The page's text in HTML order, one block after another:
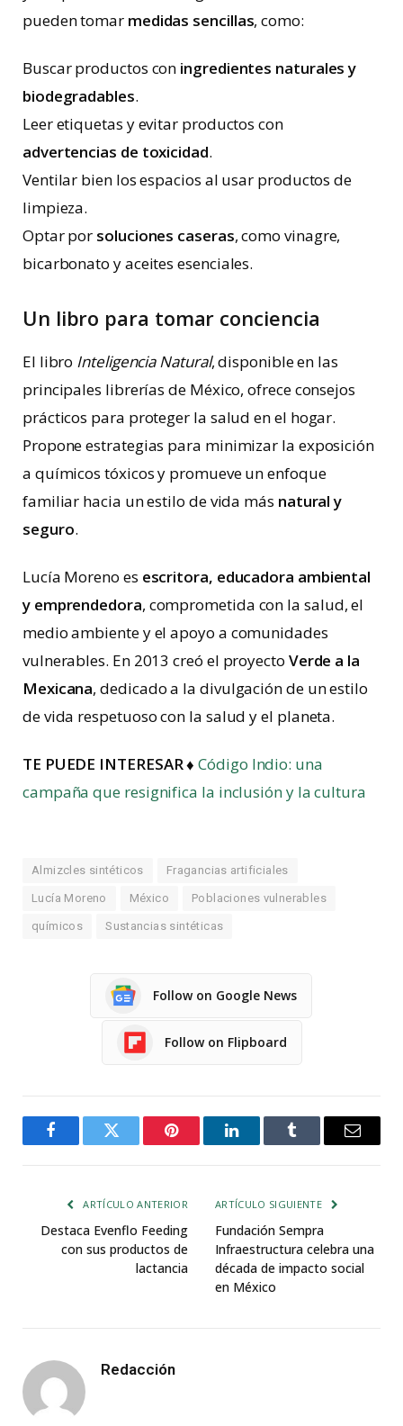
pueden tomar medidas sencillas, como:
Buscar productos con ingredientes naturales y
biodegradables.
Leer etiquetas y evitar productos con
advertencias de toxicidad.
Ventilar bien los espacios al usar productos de
limpieza.
Optar por soluciones caseras, como vinagre,
bicarbonato y aceites esenciales.
Un libro para tomar conciencia
El libro Inteligencia Natural, disponible en las
principales librerías de México, ofrece consejos
prácticos para proteger la salud en el hogar.
Propone estrategias para minimizar la exposición
a químicos tóxicos y promueve un enfoque
familiar hacia un estilo de vida más natural y
seguro.
Lucía Moreno es escritora, educadora ambiental
y emprendedora, comprometida con la salud, el
medio ambiente y el apoyo a comunidades
vulnerables. En 2013 creó el proyecto Verde a la
Mexicana, dedicado a la divulgación de un estilo
de vida respetuoso con la salud y el planeta.
TE PUEDE INTERESAR ♦Código Indio: una
campaña que resignifica la inclusión y la cultura
Almizcles sintéticos Fragancias artificiales
Lucía Moreno México Poblaciones vulnerables
químicos Sustancias sintéticas
Follow on Google News
Follow on Flipboard
FacebookTwitter Pinterest LinkedInTumblr Email
ARTÍCULO ANTERIOR
Destaca Evenflo Feeding
con sus productos de
lactancia
ARTÍCULO SIGUIENTE
Fundación Sempra
Infraestructura celebra una
década de impacto social
en México
Redacción